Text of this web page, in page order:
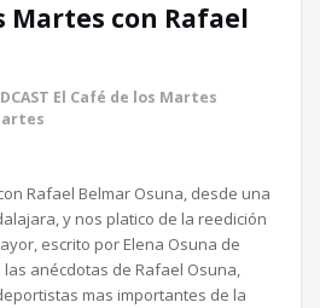
Martes con Rafael
El Café de los Martes
Rafael Belmar Osuna, desde una
y nos platico de la reedición
escrito por Elena Osuna de
anécdotas de Rafael Osuna,
mas importantes de la